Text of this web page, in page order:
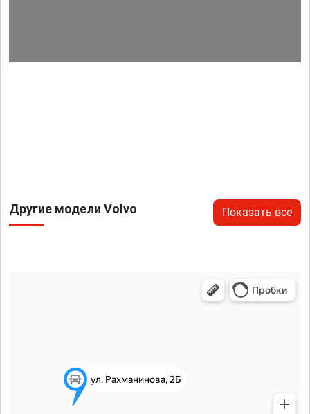
Другие модели Volvo Показать все